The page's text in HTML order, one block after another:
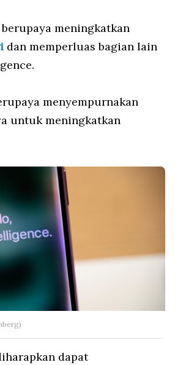
meningkatkan
dan memperluas bagian lain
menyempurnakan
untuk meningkatkan
dapat